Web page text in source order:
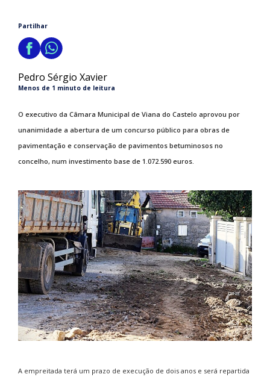
Partilhar
Pedro Sérgio Xavier
Menos de 1 minuto de leitura
O executivo da Câmara Municipal de Viana do Castelo aprovou por
unanimidade a abertura de um concurso público para obras de
pavimentação e conservação de pavimentos betuminosos no
concelho, num investimento base de 1.072.590 euros.
A empreitada terá um prazo de execução de dois anos e será repartida